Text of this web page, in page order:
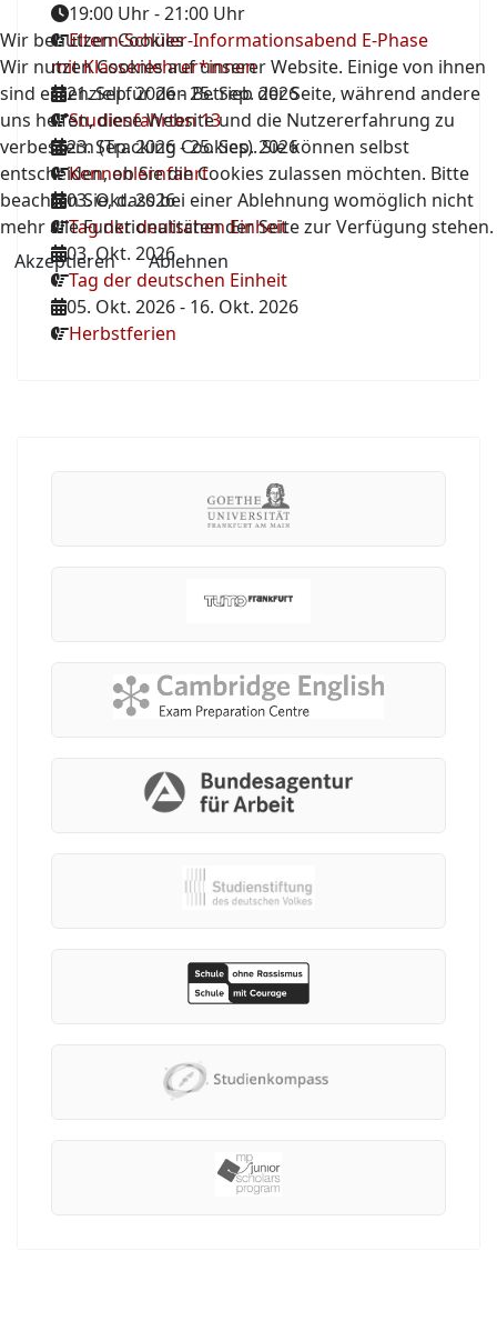
19:00 Uhr-21:00 Uhr
Eltern-Schüler-Informationsabend E-Phase
mit Klassenlehrer*innen
21. Sep. 2026-25. Sep. 2026
Studienfahrten 13
23. Sep. 2026-25. Sep. 2026
Kennenlernfahrt
03. Okt. 2026
Tag der deutschen Einheit
03. Okt. 2026
Tag der deutschen Einheit
05. Okt. 2026- 16. Okt. 2026
Herbstferien
Wir benutzen Cookies
Wir nutzen Cookies auf unserer Website. Einige von ihnen
sind essenziell für den Betrieb der Seite, während andere
uns helfen, diese Website und die Nutzererfahrung zu
verbessern (Tracking Cookies). Sie können selbst
entscheiden, ob Sie die Cookies zulassen möchten. Bitte
beachten Sie, dass bei einer Ablehnung womöglich nicht
mehr alle Funktionalitäten der Seite zur Verfügung stehen.
Akzeptieren
Ablehnen